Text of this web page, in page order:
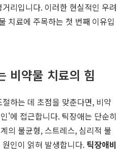
리입니다. 이러한 현실적인 우려
치료에 주목하는 첫 번째 이유입
비약물 치료의 힘
하는 데 초점을 맞춘다면, 비약
'에 접근합니다. 틱장애는 단순히
의 불균형, 스트레스, 심리적 불
인이 얽혀 발생합니다. 틱장애비